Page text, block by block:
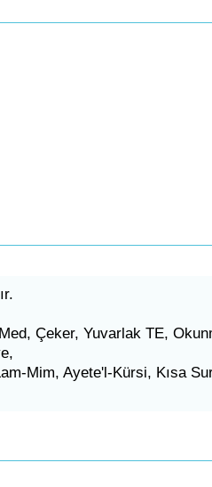
Çeker, Yuvarlak TE,
Mim, Ayete'l-Kürsi, Kısa